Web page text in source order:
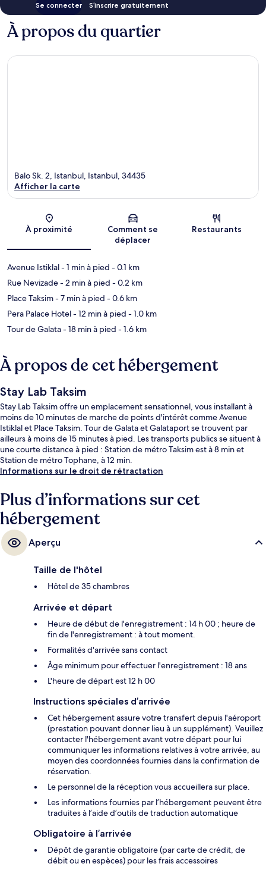
Se connecter S’inscrire gratuitement
À propos du quartier
Carte
Balo Sk. 2, Istanbul, Istanbul, 34435
Afficher la carte
À proximité
Comment se
déplacer
Restaurants
Avenue Istiklal- 1 min à pied - 0.1 km
Rue Nevizade- 2 min à pied - 0.2 km
Place Taksim- 7 min à pied - 0.6 km
Pera Palace Hotel- 12 min à pied - 1.0 km
Tour de Galata- 18 min à pied - 1.6 km
À propos de cet hébergement
Stay Lab Taksim
Stay Lab Taksim offre un emplacement sensationnel, vous installant à
moins de 10 minutes de marche de points d'intérêt comme Avenue
Istiklal et Place Taksim. Tour de Galata et Galataport se trouvent par
ailleurs à moins de 15 minutes à pied. Les transports publics se situent à
une courte distance à pied : Station de métro Taksim est à 8 min et
Station de métro Tophane, à 12 min.
Informations sur le droit de rétractation
Plus d’informations sur cet
hébergement
Aperçu
Taille de l'hôtel
Hôtel de 35 chambres
Arrivée et départ
Heure de début de l'enregistrement : 14 h 00 ; heure de
fin de l'enregistrement : à tout moment.
Formalités d'arrivée sans contact
Âge minimum pour effectuer l'enregistrement : 18 ans
L'heure de départ est 12 h 00
Instructions spéciales d’arrivée
Cet hébergement assure votre transfert depuis l'aéroport
(prestation pouvant donner lieu à un supplément). Veuillez
contacter l'hébergement avant votre départ pour lui
communiquer les informations relatives à votre arrivée, au
moyen des coordonnées fournies dans la confirmation de
réservation.
Le personnel de la réception vous accueillera sur place.
Les informations fournies par l’hébergement peuvent être
traduites à l’aide d’outils de traduction automatique
Obligatoire à l’arrivée
Dépôt de garantie obligatoire (par carte de crédit, de
débit ou en espèces) pour les frais accessoires